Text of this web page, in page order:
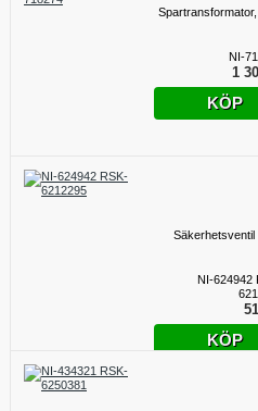
NI-
1
KÖP
Säkerhetsventil
NI-624942
KÖP